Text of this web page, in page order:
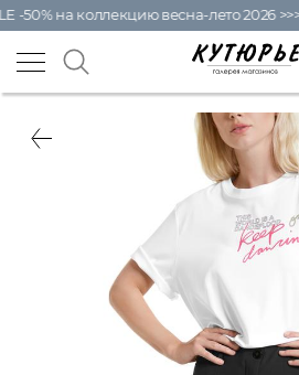
-50% на коллекцию весна-лето 2026 >>>